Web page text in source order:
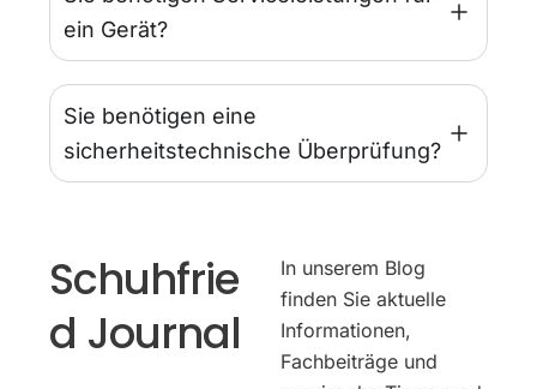
ein Gerät?
Sie benötigen eine
sicherheitstechnische Überprüfung?
Schuhfrie
d Journal
In unserem Blog
finden Sie aktuelle
Informationen,
Fachbeiträge und